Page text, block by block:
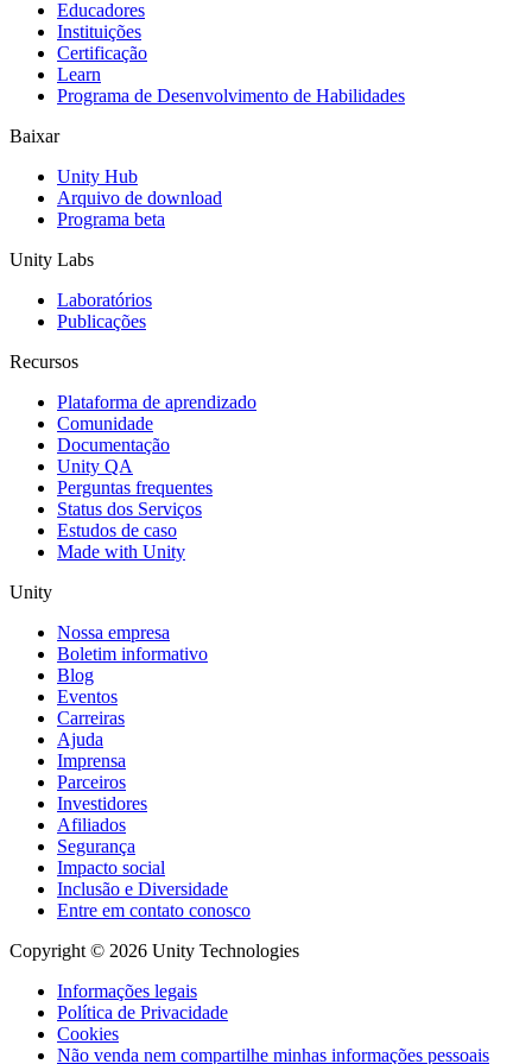
Jogos XR
Lance jogos XR em várias plataformas
Jogos com multijogador
Educadores
Instituições
Certificação
Learn
Programa de Desenvolvimento de Habilidades
Baixar
Unity Hub
Arquivo de download
Programa beta
Unity Labs
Laboratórios
Publicações
Recursos
Plataforma de aprendizado
Comunidade
Documentação
Unity QA
Perguntas frequentes
Status dos Serviços
Estudos de caso
Made with Unity
Unity
Nossa empresa
Boletim informativo
Blog
Eventos
Carreiras
Ajuda
Imprensa
Parceiros
Investidores
Afiliados
Segurança
Impacto social
Inclusão e Diversidade
Entre em contato conosco
Copyright © 2026 Unity Technologies
Informações legais
Política de Privacidade
Cookies
Não venda nem compartilhe minhas informações pessoais